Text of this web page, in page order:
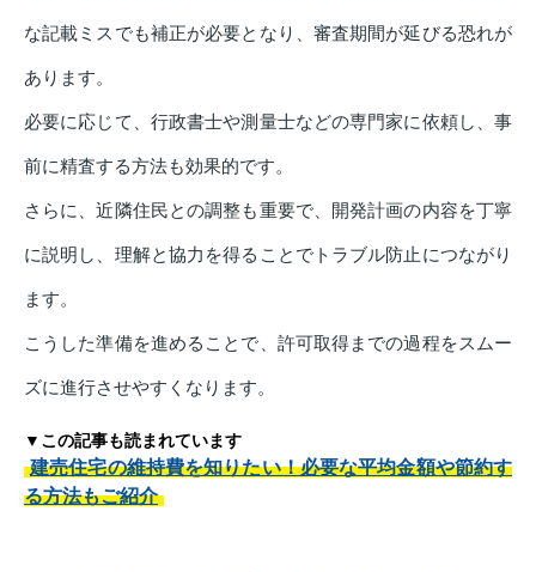
な記載ミスでも補正が必要となり、審査期間が延びる恐れが
あります。
必要に応じて、行政書士や測量士などの専門家に依頼し、事
前に精査する方法も効果的です。
さらに、近隣住民との調整も重要で、開発計画の内容を丁寧
に説明し、理解と協力を得ることでトラブル防止につながり
ます。
こうした準備を進めることで、許可取得までの過程をスムー
ズに進行させやすくなります。
▼この記事も読まれています
建売住宅の維持費を知りたい！必要な平均金額や節約す
る方法もご紹介